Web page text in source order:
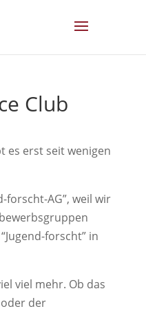
Club
es erst seit wenigen
forscht-AG”, weil wir
forscht” in
viel mehr. Ob das
der